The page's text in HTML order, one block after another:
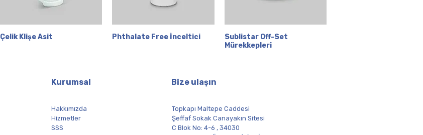
Hızlı Bakış
Çelik Klişe Asit Hızlı Bakış
Phthalate Free İnceltici Hızlı Bakış
Sublistar Off-Set
Mürekkepleri
Kurumsal
Hakkımızda
Hizmetler
SSS
Bize ulaşın
Topkapı Maltepe Caddesi
Şeffaf Sokak Canayakın Sitesi
C Blok No: 4-6 , 34030